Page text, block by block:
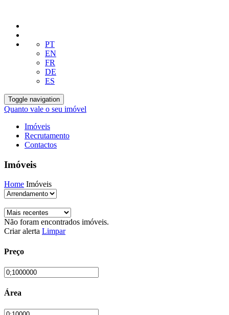
PT
EN
FR
DE
ES
Toggle navigation
Quanto vale o seu imóvel
Imóveis
Recrutamento
Contactos
Imóveis
Home Imóveis
Não foram encontrados imóveis.
Criar alerta Limpar
Preço
Área